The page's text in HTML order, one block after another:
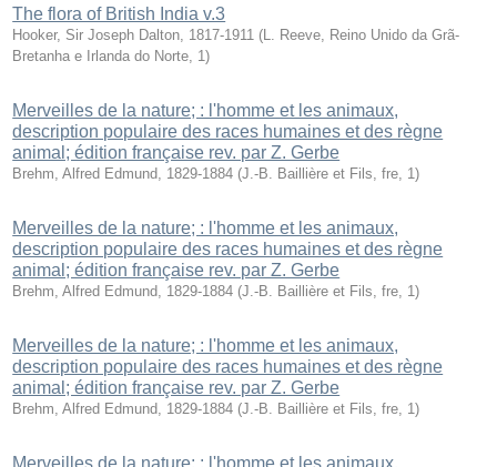
The flora of British India v.3
Hooker, Sir Joseph Dalton, 1817-1911 ( L. Reeve, Reino Unido da Grã-
Bretanha e Irlanda do Norte 1)
Merveilles de la nature; : l'homme et les animaux,
description populaire des races humaines et des règne
animal; édition française rev. par Z. Gerbe
Brehm, Alfred Edmund, 1829-1884 (J.-B. Baillière et Fils, fre 1)
Merveilles de la nature; : l'homme et les animaux,
description populaire des races humaines et des règne
animal; édition française rev. par Z. Gerbe
Brehm, Alfred Edmund, 1829-1884 (J.-B. Baillière et Fils, fre 1)
Merveilles de la nature; : l'homme et les animaux,
description populaire des races humaines et des règne
animal; édition française rev. par Z. Gerbe
Brehm, Alfred Edmund, 1829-1884 (J.-B. Baillière et Fils, fre 1)
Merveilles de la nature; : l'homme et les animaux,